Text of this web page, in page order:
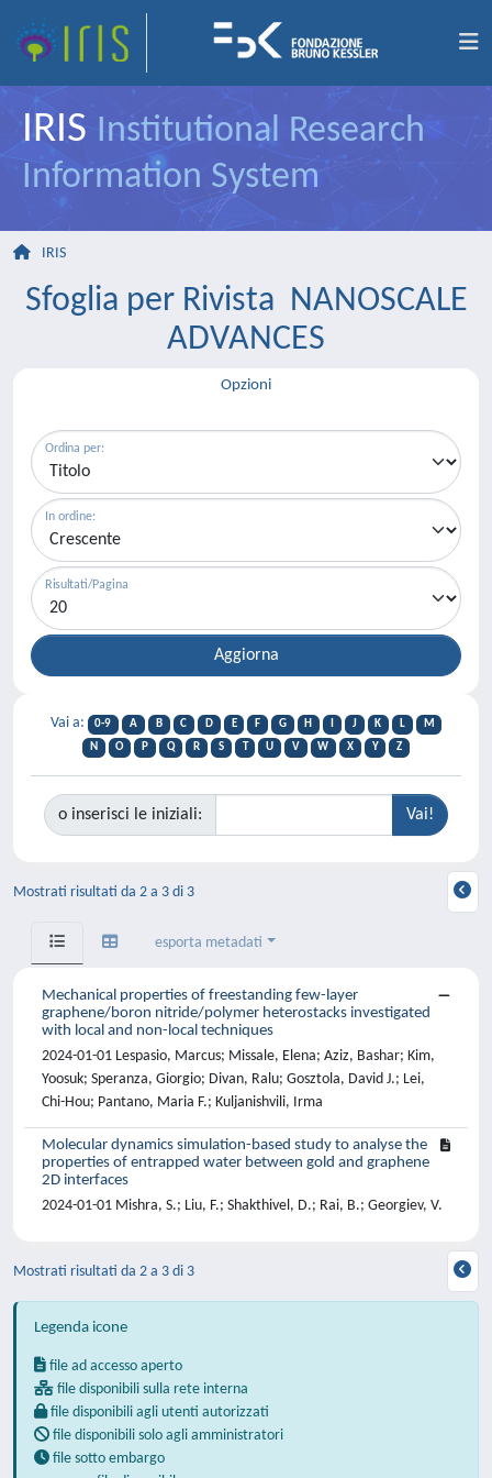
IRIS Institutional Research
Information System
IRIS
Sfoglia per Rivista NANOSCALE
ADVANCES
Opzioni
Ordina per:
In ordine:
Risultati/Pagina
Vai a: 0-9 A B C D E F G H J K L
M
N
O P Q R S T U V W X Y Z
o inserisci le iniziali:
Mostrati risultati da 2 a 3 di 3
esporta metadati
Mechanical properties of freestanding few-layer
graphene/boron nitride/polymer heterostacks investigated
with local and non-local techniques
2024-01-01 Lespasio, Marcus; Missale, Elena; Aziz, Bashar; Kim,
Yoosuk; Speranza, Giorgio; Divan, Ralu; Gosztola, David J.; Lei,
Chi-Hou; Pantano, Maria F.; Kuljanishvili, Irma
Molecular dynamics simulation-based study to analyse the
properties of entrapped water between gold and graphene
2D interfaces
2024-01-01 Mishra, S.; Liu, F.; Shakthivel, D.; Rai, B.; Georgiev, V.
Mostrati risultati da 2 a 3 di 3
Legenda icone
file ad accesso aperto
file disponibili sulla rete interna
file disponibili agli utenti autorizzati
file disponibili solo agli amministratori
file sotto embargo